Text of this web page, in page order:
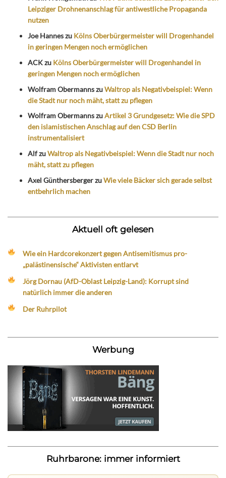
Leipziger Drohnenanschlag für antiwestliche Propaganda
nutzen
Joe Hanneszu Kölns Oberbürgermeister will Drogenhandel
in geringen Mengen noch ermöglichen
ACKzu Kölns Oberbürgermeister will Drogenhandel in
geringen Mengen noch ermöglichen
Wolfram ObermannszuWaltrop als Negativbeispiel: Wenn
die Stadt nur noch mäht, statt zu pflegen
Wolfram ObermannszuArtikel 3 Grundgesetz: Wie die SPD
den islamistischen Anschlag auf den CSD Berlin
instrumentalisiert
AlfzuWaltrop als Negativbeispiel: Wenn die Stadt nur noch
mäht, statt zu pflegen
Axel GünthersbergerzuWie viele Bäcker sich gerade selbst
entbehrlich machen
Aktuell oft gelesen
Wie ein Hardcorekonzert gegen Antisemitismus pro-
„palästinensische“ Aktivisten entlarvt
Jörg Dornau (AfD-Oblast Leipzig-Land): Korrupt sind
natürlich immer die anderen
Der Ruhrpilot
Werbung
Ruhrbarone: immer informiert